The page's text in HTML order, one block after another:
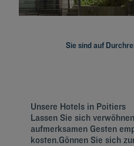
Sie sind auf
Unsere Hotels in Poitiers
Lassen Sie sich
aufmerksamen Gesten
kosten.Gönnen Sie sich